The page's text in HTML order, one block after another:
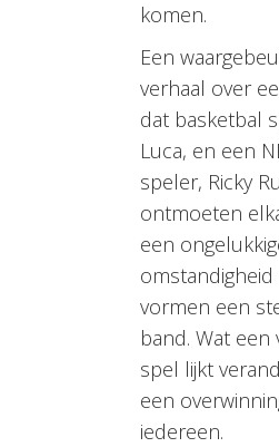
komen.
Een
verhaal over
dat basketbal
Luca, en een
speler, Ricky
ontmoeten
een
omstandigheid
vormen een
band. Wat
spel lijkt
een
iedereen.